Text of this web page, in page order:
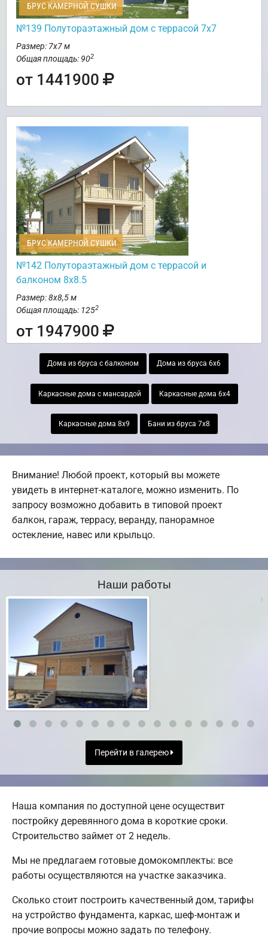
БРУС КАМЕРНОЙ СУШКИ
№139 Полутораэтажный дом с террасой 7х7
Размер: 7х7 м
Общая площадь: 902
от 1441900
БРУС КАМЕРНОЙ СУШКИ
№142 Полутораэтажный дом с террасой и
балконом 8х8.5
Размер: 8х8,5 м
Общая площадь: 1252
от 1947900
Дома из бруса с балконом Дома из бруса 6х6
Каркасные дома с мансардой Каркасные дома 6х4
Каркасные дома 8х9 Бани из бруса 7х8
Внимание! Любой проект, который вы можете
увидеть в интернет-каталоге, можно изменить. По
запросу возможно добавить в типовой проект
балкон, гараж, террасу, веранду, панорамное
остекление, навес или крыльцо.
Наши работы
Перейти в галерею
Наша компания по доступной цене осуществит
постройку деревянного дома в короткие сроки.
Строительство займет от 2 недель.
Мы не предлагаем готовые домокомплекты: все
работы осуществляются на участке заказчика.
Сколько стоит построить качественный дом, тарифы
на устройство фундамента, каркас, шеф-монтаж и
прочие вопросы можно задать по телефону.